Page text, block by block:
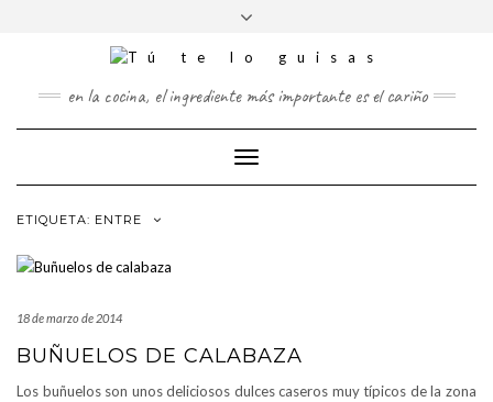
TWITTERPINTEREST
cabecera
en la cocina, el ingrediente más importante es el cariño
Cambiar
modo
ETIQUETA: ENTRE
18 de marzo de 2014
BUÑUELOS DE CALABAZA
Los buñuelos son unos deliciosos dulces caseros muy típicos de la zona